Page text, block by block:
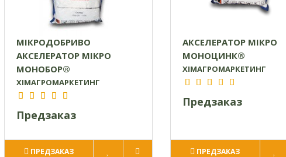
МІКРОДОБРИВО
АКСЕЛЕРАТОР МІКРО
МОНОБОР®
ХІМАГРОМАРКЕТИНГ
Предзаказ
ПРЕДЗАКАЗ
АКСЕЛЕРАТОР МІКРО
МОНОЦИНК®
ХІМАГРОМАРКЕТИНГ
Предзаказ
ПРЕДЗАКАЗ